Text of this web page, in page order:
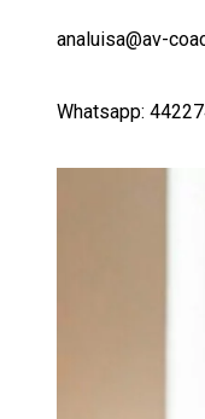
analuisa@av-
Whatsapp: